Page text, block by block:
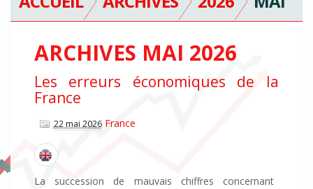
ARCHIVES MAI 2026
Les erreurs économiques de la
France
22 mai 2026 France
La succession de mauvais chiffres concernant